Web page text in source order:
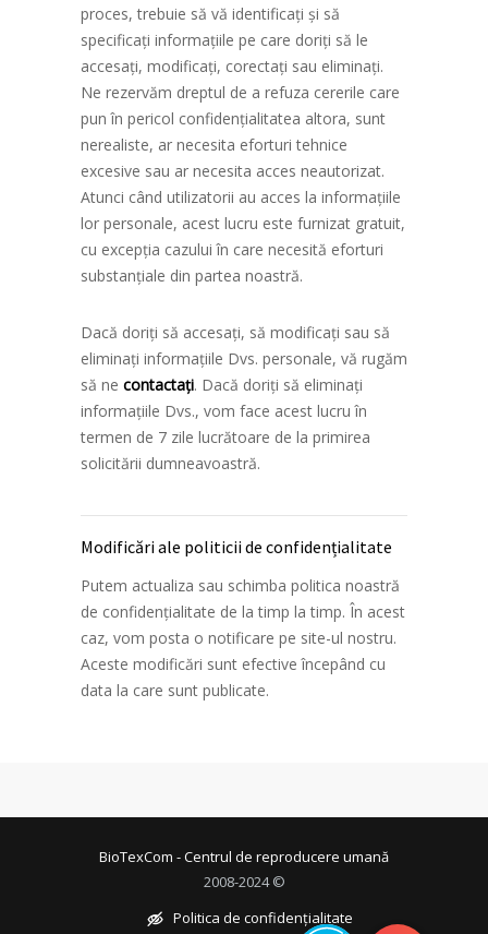
proces, trebuie să vă identificați și să
specificați informațiile pe care doriți să le
accesați, modificați, corectați sau eliminați.
Ne rezervăm dreptul de a refuza cererile care
pun în pericol confidențialitatea altora, sunt
nerealiste, ar necesita eforturi tehnice
excesive sau ar necesita acces neautorizat.
Atunci când utilizatorii au acces la informațiile
lor personale, acest lucru este furnizat gratuit,
cu excepția cazului în care necesită eforturi
substanțiale din partea noastră.
Dacă doriți să accesați, să modificați sau să
eliminați informațiile Dvs. personale, vă rugăm
să ne contactați. Dacă doriți să eliminați
informațiile Dvs., vom face acest lucru în
termen de 7 zile lucrătoare de la primirea
solicitării dumneavoastră.
Modificări ale politicii de confidențialitate
Putem actualiza sau schimba politica noastră
de confidențialitate de la timp la timp. În acest
caz, vom posta o notificare pe site-ul nostru.
Aceste modificări sunt efective începând cu
data la care sunt publicate.
2008-2024 ©
BioTexCom - Centrul de reproducere umană
Politica de confidențialitate